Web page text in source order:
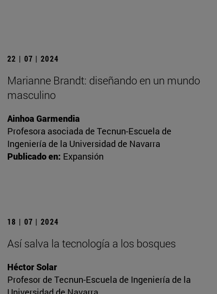
22 | 07 | 2024
Marianne Brandt: diseñando en un mundo
masculino
Ainhoa Garmendia
Profesora asociada de Tecnun-Escuela de
Ingeniería de la Universidad de Navarra
Publicado en: Expansión
18 | 07 | 2024
Así salva la tecnología a los bosques
Héctor Solar
Profesor de Tecnun-Escuela de Ingeniería de la